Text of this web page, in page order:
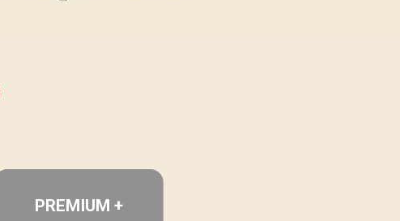
PREMIUM +